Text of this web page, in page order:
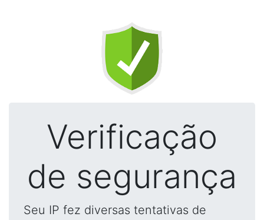
Verificação
de segurança
Seu IP fez diversas tentativas de